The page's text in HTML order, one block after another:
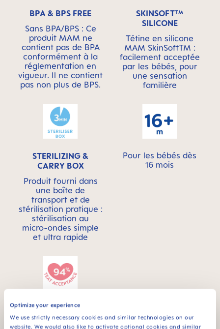
Optimize your experience
We use strictly necessary cookies and similar technologies on our
website. We would also like to activate optional cookies and similar
BPA & BPS FREE
Sans BPA/BPS : Ce
produit MAM ne
contient pas de BPA
conformément à la
réglementation en
vigueur. Il ne contient
pas non plus de BPS.
SKINSOFT™
SILICONE
Tétine en silicone
MAM SkinSoftTM :
facilement acceptée
par les bébés, pour
une sensation
familière
STERILIZING &
CARRY BOX
Produit fourni dans
une boîte de
transport et de
stérilisation pratique :
stérilisation au
micro-ondes simple
et ultra rapide
Pour les bébés dès
16 mois
94% NIPPLE
ACCEPTANCE